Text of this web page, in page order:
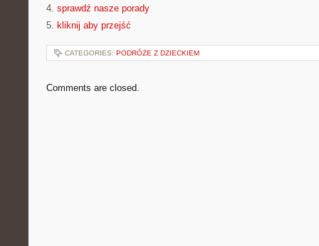
4. sprawdź nasze porady
5. kliknij aby przejść
CATEGORIES: PODRÓŻE Z DZIECKIEM
Comments are closed.